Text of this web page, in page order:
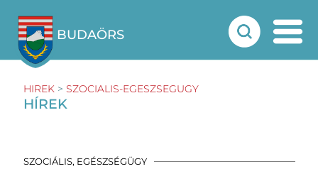
BUDAÖRS
HIREK > SZOCIALIS-EGESZSEGUGY
HÍREK
SZOCIÁLIS, EGÉSZSÉGÜGY